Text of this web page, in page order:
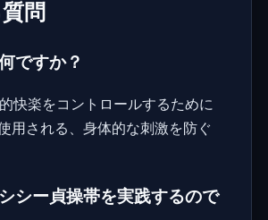
問
ですか？
快楽をコントロールするために
用される、身体的な刺激を防ぐ
シー貞操帯を実践するので